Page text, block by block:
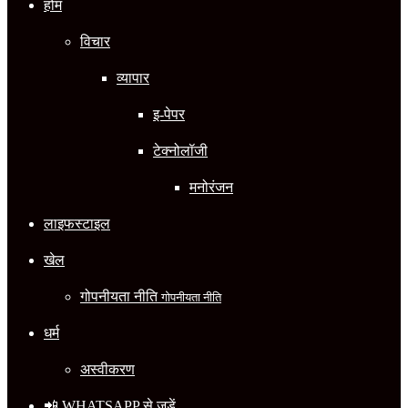
होम
विचार
व्यापार
इ-पेपर
टेक्नोलॉजी
मनोरंजन
लाइफस्टाइल
खेल
गोपनीयता नीतिगोपनीयता नीति
धर्म
अस्वीकरण